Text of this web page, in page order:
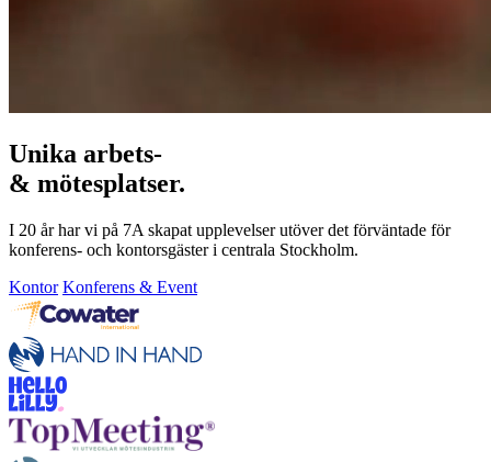
Unika arbets-
& mötesplatser.
I 20 år har vi på 7A skapat upplevelser utöver det förväntade för
konferens- och kontorsgäster i centrala Stockholm.
Kontor Konferens & Event